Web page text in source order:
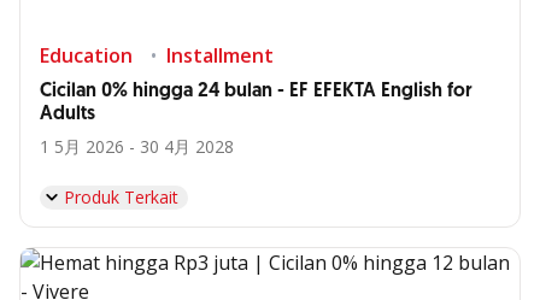
Education Installment
Cicilan 0% hingga 24 bulan - EF EFEKTA English for
Adults
1 5月 2026 - 30 4月 2028
Produk Terkait